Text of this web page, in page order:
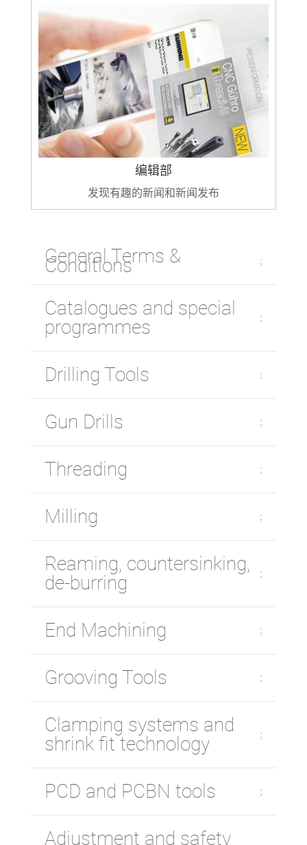
编辑部
发现有趣的新闻和新闻发布
General Terms &
Conditions
Catalogues and special
programmes
Drilling Tools
Gun Drills
Threading
Milling
Reaming, countersinking,
de-burring
End Machining
Grooving Tools
Clamping systems and
shrink fit technology
PCD and PCBN tools
Adjustment and safety